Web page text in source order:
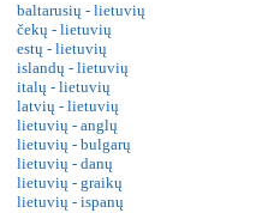
baltarusių - lietuvių
čekų - lietuvių
estų - lietuvių
islandų - lietuvių
italų - lietuvių
latvių - lietuvių
lietuvių - anglų
lietuvių - bulgarų
lietuvių - danų
lietuvių - graikų
lietuvių - ispanų